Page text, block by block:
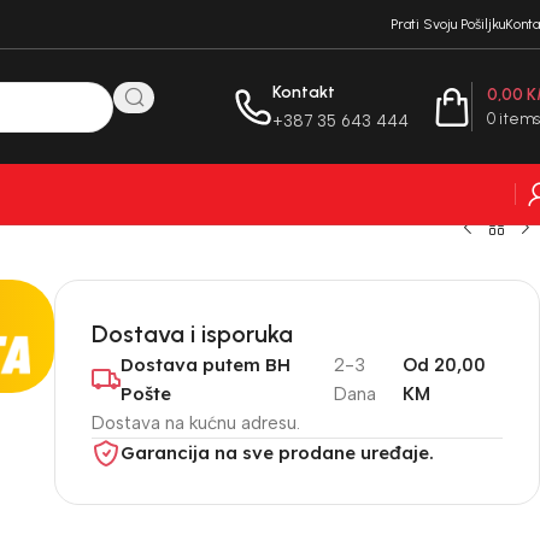
Prati Svoju Pošiljku
Kontakt
+387 35 643 444 0 items
0,00
Dostava i isporuka
Dostava putem BH
Pošte
Dostava na kućnu adresu.
2-3
Dana
Od 20,00
KM
Garancija na sve prodane uređaje.